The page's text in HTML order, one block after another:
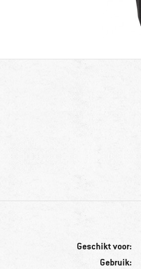
Geschikt voor:
Gebruik: